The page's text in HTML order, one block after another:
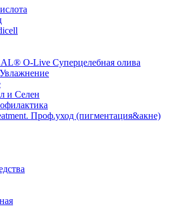
O-Live Суперцелебная олива
и Селен
Проф.уход (пигментация&акне)